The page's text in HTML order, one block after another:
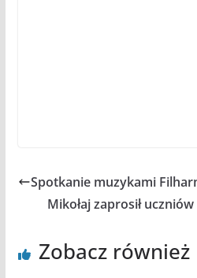
Spotkanie muzykami
Mikołaj zaprosił
Zobacz również